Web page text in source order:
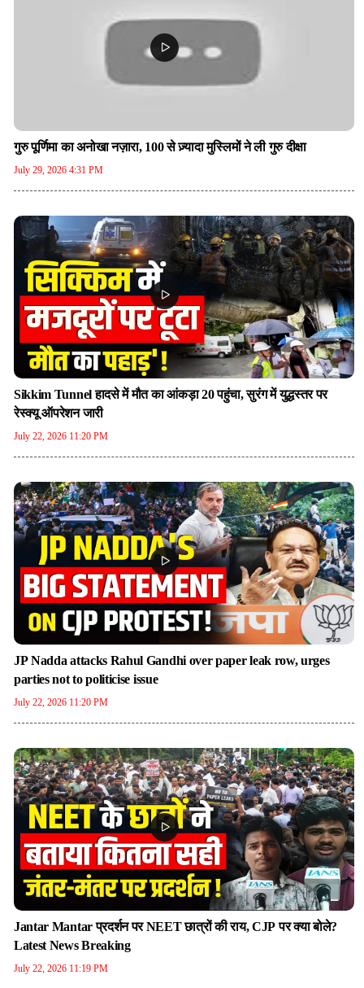
गुरु पूर्णिमा का अनोखा नज़ारा, 100 से ज़्यादा मुस्लिमों ने ली गुरु दीक्षा
July 29, 2026 4:31 PM
Sikkim Tunnel हादसे में मौत का आंकड़ा 20 पहुंचा, सुरंग में युद्धस्तर पर
रेस्क्यू ऑपरेशन जारी
July 22, 2026 11:20 PM
JP Nadda attacks Rahul Gandhi over paper leak row, urges
parties not to politicise issue
July 22, 2026 11:20 PM
Jantar Mantar प्रदर्शन पर NEET छात्रों की राय, CJP पर क्या बोले?
Latest News Breaking
July 22, 2026 11:19 PM